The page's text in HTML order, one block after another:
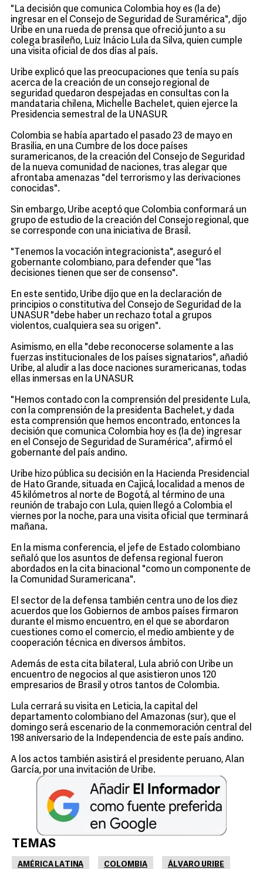
"La decisión que comunica Colombia hoy es (la de)
ingresar en el Consejo de Seguridad de Suramérica", dijo
Uribe en una rueda de prensa que ofreció junto a su
colega brasileño, Luiz Inácio Lula da Silva, quien cumple
una visita oficial de dos días al país.
Uribe explicó que las preocupaciones que tenía su país
acerca de la creación de un consejo regional de
seguridad quedaron despejadas en consultas con la
mandataria chilena, Michelle Bachelet, quien ejerce la
Presidencia semestral de la UNASUR.
Colombia se había apartado el pasado 23 de mayo en
Brasilia, en una Cumbre de los doce países
suramericanos, de la creación del Consejo de Seguridad
de la nueva comunidad de naciones, tras alegar que
afrontaba amenazas "del terrorismo y las derivaciones
conocidas".
Sin embargo, Uribe aceptó que Colombia conformará un
grupo de estudio de la creación del Consejo regional, que
se corresponde con una iniciativa de Brasil.
"Tenemos la vocación integracionista", aseguró el
gobernante colombiano, para defender que "las
decisiones tienen que ser de consenso".
En este sentido, Uribe dijo que en la declaración de
principios o constitutiva del Consejo de Seguridad de la
UNASUR "debe haber un rechazo total a grupos
violentos, cualquiera sea su origen".
Asimismo, en ella "debe reconocerse solamente a las
fuerzas institucionales de los países signatarios", añadió
Uribe, al aludir a las doce naciones suramericanas, todas
ellas inmersas en la UNASUR.
"Hemos contado con la comprensión del presidente Lula,
con la comprensión de la presidenta Bachelet, y dada
esta comprensión que hemos encontrado, entonces la
decisión que comunica Colombia hoy es (la de) ingresar
en el Consejo de Seguridad de Suramérica", afirmó el
gobernante del país andino.
Uribe hizo pública su decisión en la Hacienda Presidencial
de Hato Grande, situada en Cajicá, localidad a menos de
45 kilómetros al norte de Bogotá, al término de una
reunión de trabajo con Lula, quien llegó a Colombia el
viernes por la noche, para una visita oficial que terminará
mañana.
En la misma conferencia, el jefe de Estado colombiano
señaló que los asuntos de defensa regional fueron
abordados en la cita binacional "como un componente de
la Comunidad Suramericana".
El sector de la defensa también centra uno de los diez
acuerdos que los Gobiernos de ambos países firmaron
durante el mismo encuentro, en el que se abordaron
cuestiones como el comercio, el medio ambiente y de
cooperación técnica en diversos ámbitos.
Además de esta cita bilateral, Lula abrió con Uribe un
encuentro de negocios al que asistieron unos 120
empresarios de Brasil y otros tantos de Colombia.
Lula cerrará su visita en Leticia, la capital del
departamento colombiano del Amazonas (sur), que el
domingo será escenario de la conmemoración central del
198 aniversario de la Independencia de este país andino.
A los actos también asistirá el presidente peruano, Alan
García, por una invitación de Uribe.
TEMAS
AMÉRICA LATINA COLOMBIA ÁLVARO URIBE